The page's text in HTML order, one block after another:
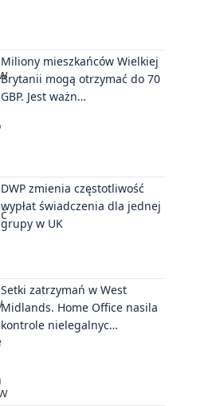
Miliony mieszkańców Wielkiej
Brytanii mogą otrzymać do 70
GBP. Jest ważn…
DWP zmienia częstotliwość
wypłat świadczenia dla jednej
grupy w UK
Setki zatrzymań w West
Midlands. Home Office nasila
kontrole nielegalnyc…